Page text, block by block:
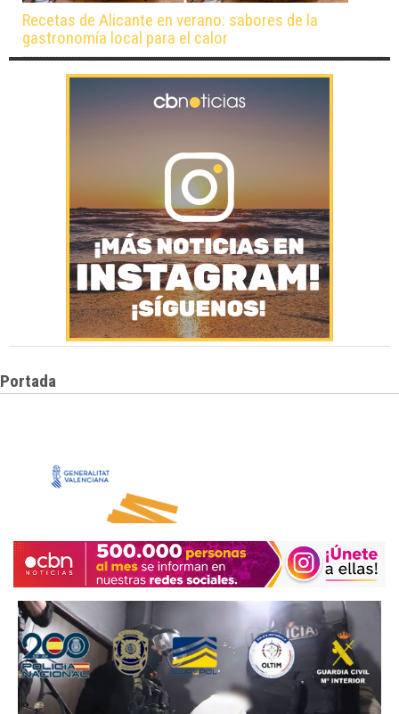
Recetas de Alicante en verano: sabores de la
gastronomía local para el calor
Portada